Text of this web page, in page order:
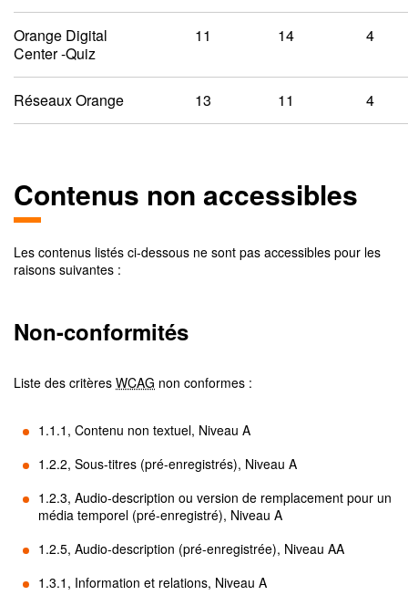
Orange Digital
Center -Quiz
11 14 4
Réseaux Orange 13 11 4
Contenus non accessibles
Les contenus listés ci-dessous ne sont pas accessibles pour les
raisons suivantes :
Non-conformités
Liste des critères WCAG non conformes :
1.1.1, Contenu non textuel, Niveau A
1.2.2, Sous-titres (pré-enregistrés), Niveau A
1.2.3, Audio-description ou version de remplacement pour un
média temporel (pré-enregistré), Niveau A
1.2.5, Audio-description (pré-enregistrée), Niveau AA
1.3.1, Information et relations, Niveau A